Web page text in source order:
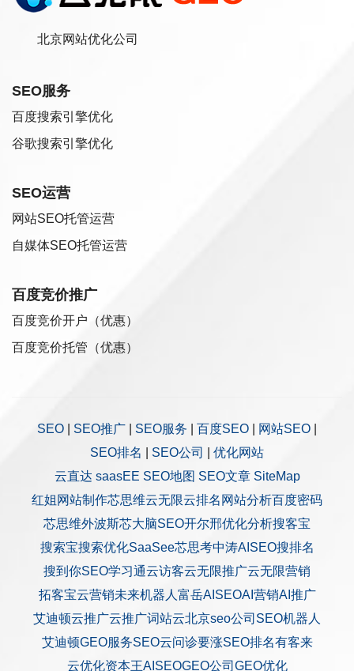
北京网站优化公司
SEO服务
百度搜索引擎优化
谷歌搜索引擎优化
SEO运营
网站SEO托管运营
自媒体SEO托管运营
百度竞价推广
百度竞价开户（优惠）
百度竞价托管（优惠）
SEO SEO推广 SEO服务 百度SEO 网站SEO
SEO排名
SEO公司
优化网站
云直达 saasEE SEO地图 SEO文章 SiteMap
红姐网站制作芯思维云无限云排名 网站分析百度密码
芯思维外波斯芯大脑SEO开尔邢优化分析搜客宝
搜索宝搜索优化SaaSee芯思考中涛AISEO搜排名
搜到你SEO学习通云访客云无限推广云无限营销
拓客宝云营销未来机器人 富岳AISEOAI营销AI推广
艾迪顿云推广云推广词站云北京seo公司 SEO机器人
艾迪顿GEO服务SEO云问诊要涨SEO排名有客来
云优化资本王AISEOGEO公司 GEO优化